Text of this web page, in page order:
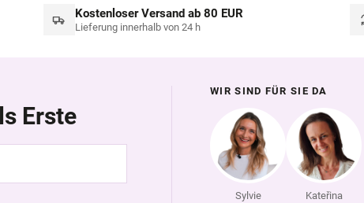
Kostenloser Versand ab 80 EUR
Lieferung innerhalb von 24 h
Erste
WIR SIND FÜR SIE DA
Sylvie Kateřina